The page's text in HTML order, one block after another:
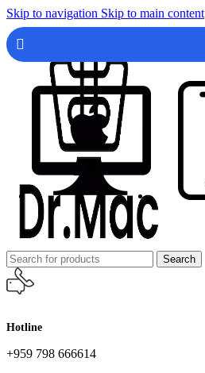
Skip to navigation Skip to main content
Search
Hotline
+959 798 666614